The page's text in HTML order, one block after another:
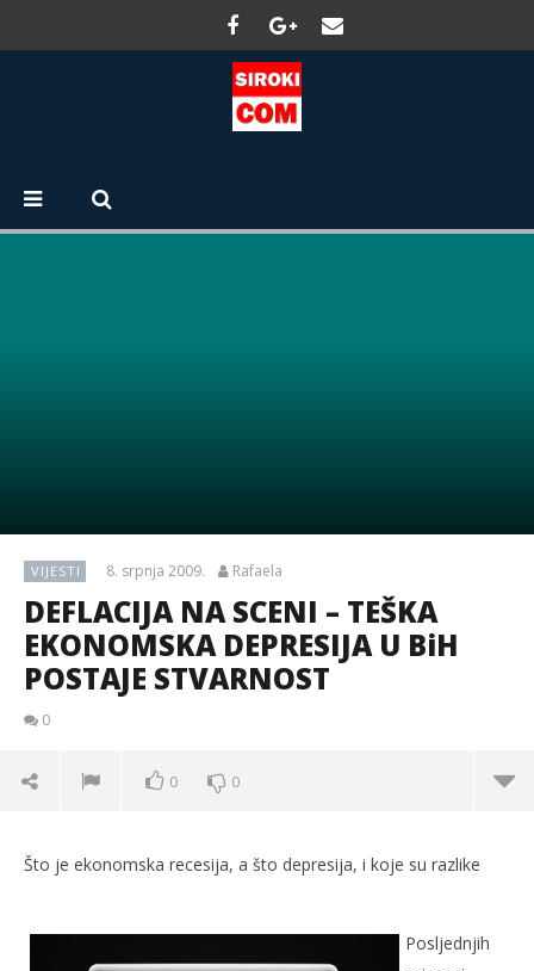
VIJESTI 8. srpnja 2009. Rafaela
DEFLACIJA NA SCENI – TEŠKA
EKONOMSKA DEPRESIJA U BiH
POSTAJE STVARNOST
0
0 0
Što je ekonomska recesija, a što depresija, i koje su razlike
Posljednjih